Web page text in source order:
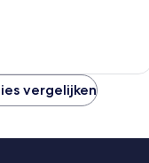
vergelijken